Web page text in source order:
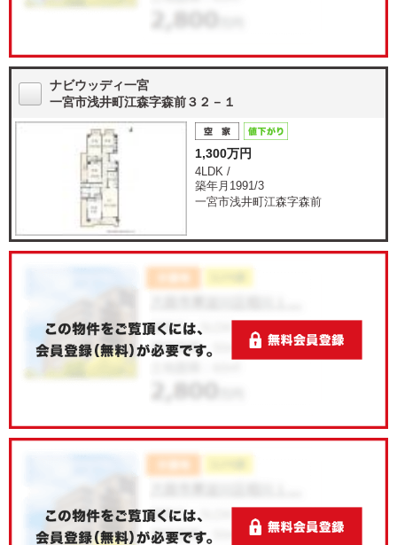
ナビウッディ一宮
一宮市浅井町江森字森前３２－１
1,300万円
4LDK /
築年月1991/3
一宮市浅井町江森字森前